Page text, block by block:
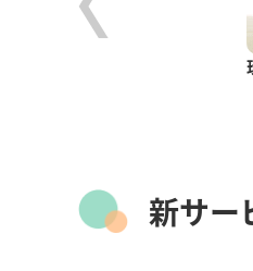
新サー